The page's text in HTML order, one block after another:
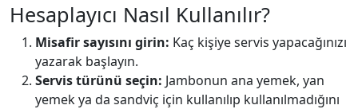
Hesaplayıcı Nasıl Kullanılır?
Misafir sayısını girin: Kaç kişiye servis yapacağınızı
yazarak başlayın.
Servis türünü seçin: Jambonun ana yemek, yan
yemek ya da sandviç için kullanılıp kullanılmadığını